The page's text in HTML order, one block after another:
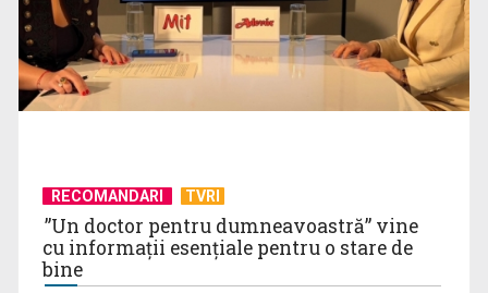
„România are uraniu, dar închide mine” – o poveste despre
ROXANA ZAMFIRESCU
RECOMANDARI TVRI
”Un doctor pentru dumneavoastră” vine
cu informații esențiale pentru o stare de
bine